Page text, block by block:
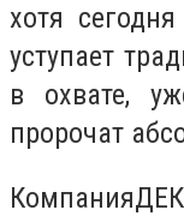
хотя
уступает
в охвате,
пророчат